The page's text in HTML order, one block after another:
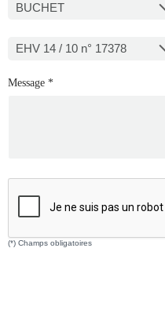
BUCHET
EHV 14 / 10 n° 17378
Message *
(*) Champs obligatoires